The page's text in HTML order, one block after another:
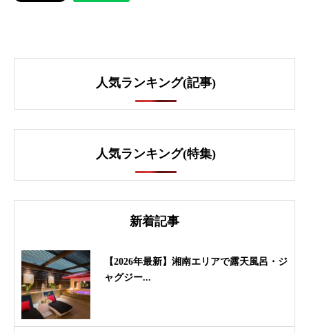
人気ランキング(記事)
人気ランキング(特集)
新着記事
【2026年最新】湘南エリアで露天風呂・ジ
ャグジー...